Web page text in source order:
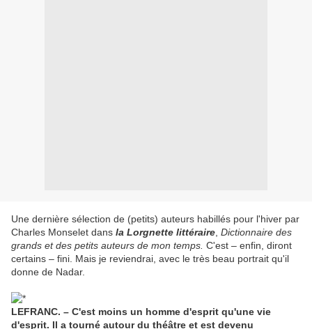
Une dernière sélection de (petits) auteurs habillés pour l'hiver par
Charles Monselet dans la Lorgnette littéraire Dictionnaire des
grands et des petits auteurs de mon temps. C'est – enfin, diront
certains – fini. Mais je reviendrai, avec le très beau portrait qu'il
donne de Nadar.
LEFRANC. – C'est moins un homme d'esprit qu'une vie
d'esprit. Il a tourné autour du théâtre et est devenu